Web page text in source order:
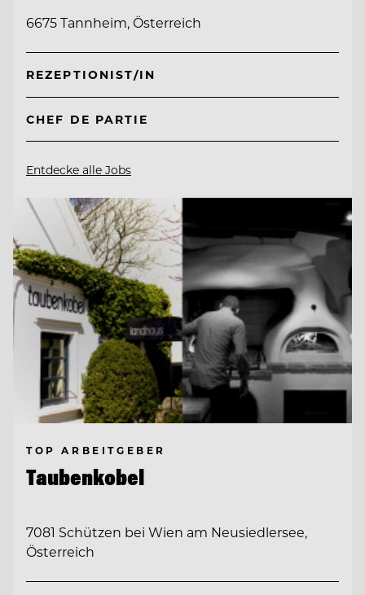
6675 Tannheim, Österreich
REZEPTIONIST/IN
CHEF DE PARTIE
Entdecke alle Jobs
TOP ARBEITGEBER
Taubenkobel
7081 Schützen bei Wien am Neusiedlersee,
Österreich